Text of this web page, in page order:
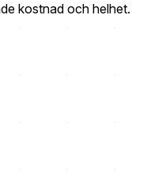
kostnad och helhet.